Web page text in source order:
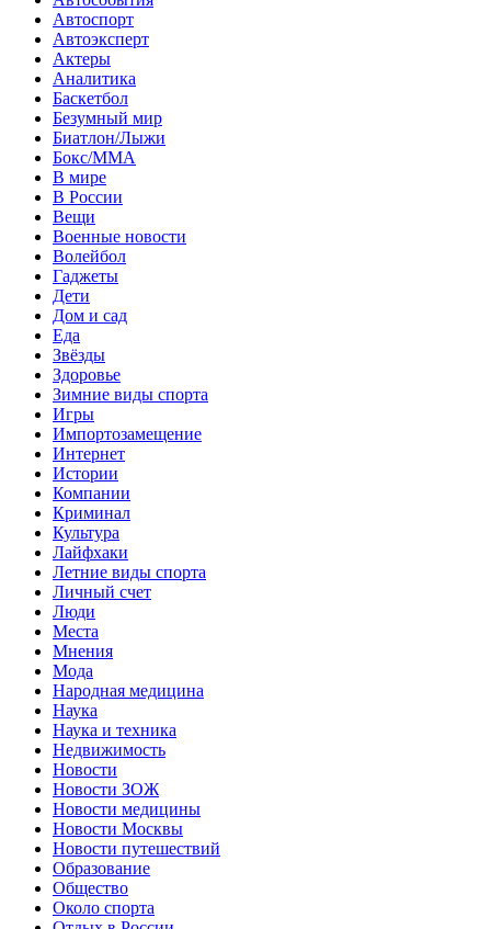
Автоспорт
Автоэксперт
Актеры
Аналитика
Баскетбол
Безумный мир
Биатлон/Лыжи
Бокс/MMA
В мире
В России
Вещи
Военные новости
Волейбол
Гаджеты
Дети
Дом и сад
Еда
Звёзды
Здоровье
Зимние виды спорта
Игры
Импортозамещение
Интернет
Истории
Компании
Криминал
Культура
Лайфхаки
Летние виды спорта
Личный счет
Люди
Места
Мнения
Мода
Народная медицина
Наука
Наука и техника
Недвижимость
Новости
Новости ЗОЖ
Новости медицины
Новости Москвы
Новости путешествий
Образование
Общество
Около спорта